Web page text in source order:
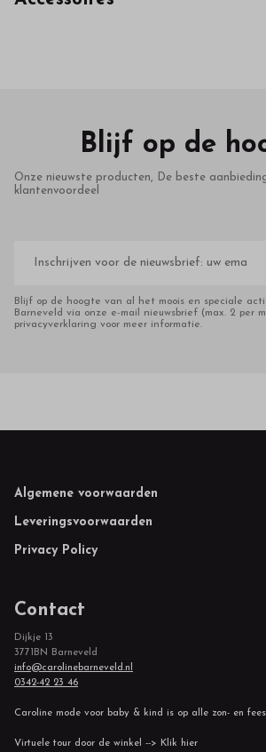
Blijf op de
Onze nieuwste producten, De beste
klantenvoordeel
mailadres
Blijf op de hoogte van al het moois en speciale
Barneveld via onze e-mail nieuwsbrief (max. 2 per
privacyverklaring voor meer informatie.
Footer
Algemene voorwaarden
Leveringsvoorwaarden
Privacy Policy
Contact
Dijkje 13
3771BN Barneveld
info@carolinebarneveld.nl
0342-42 23 46
Caroline mode voor baby & kind is op alle zon- en
Virtuele tour door de winkel --> Klik hier